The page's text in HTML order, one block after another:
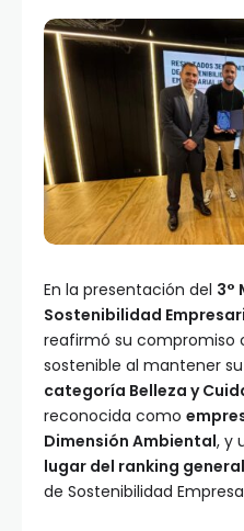
En la presentación del 3°
Sostenibilidad
reafirmó su compromiso
sostenible al mantener
categoría Belleza y
reconocida como
Dimensión Ambiental, y
lugar del ranking general
de Sostenibilidad